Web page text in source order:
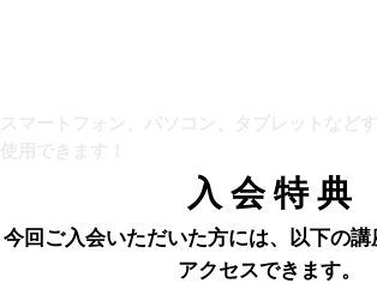
入 会 特 典
今回ご入会いただいた方には、以下の講
アクセスできます。